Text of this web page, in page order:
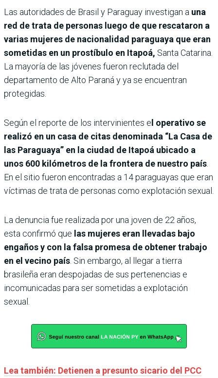
Las autoridades de Brasil y Paraguay investigan a una
red de trata de personas luego de que rescataron a
varias mujeres de nacionalidad paraguaya que eran
sometidas en un prostíbulo en Itapoá, Santa Catarina.
La mayoría de las jóvenes fueron reclutada del
departamento de Alto Paraná y ya se encuentran
protegidas.
Según el reporte de los intervinientes el operativo se
realizó en un casa de citas denominada “La Casa de
las Paraguaya” en la ciudad de Itapoá ubicado a
unos 600 kilómetros de la frontera de nuestro país
En el sitio fueron encontradas a 14 paraguayas que eran
víctimas de trata de personas como explotación sexual.
La denuncia fue realizada por una joven de 22 años,
esta confirmó que las mujeres eran llevadas bajo
engaños y con la falsa promesa de obtener trabajo
en el vecino país . Sin embargo, al llegar a tierra
brasileña eran despojadas de sus pertenencias e
incomunicadas para ser sometidas a explotación
sexual.
Lea también: Detienen a presunto sicario del PCC